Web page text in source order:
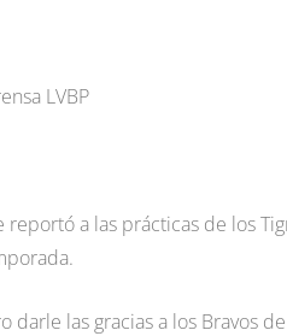
LVBP
reportó a las prácticas de los
darle las gracias a los Bravos